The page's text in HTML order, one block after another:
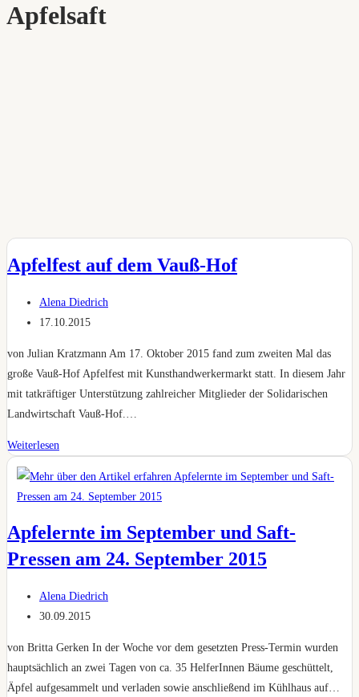
Apfelsaft
Apfelfest auf dem Vauß-Hof
Beitrags-
Autor:
Alena Diedrich
Beitrag
17.10.2015
von Julian Kratzmann Am 17. Oktober 2015 fand zum zweiten Mal das
große Vauß-Hof Apfelfest mit Kunsthandwerkermarkt statt. In diesem Jahr
mit tatkräftiger Unterstützung zahlreicher Mitglieder der Solidarischen
Landwirtschaft Vauß-Hof.…
Weiterlesen
dem
Vauß-
Apfelernte im September und Saft-
Pressen am 24. September 2015
Beitrags-
Autor:
Alena Diedrich
Beitrag
30.09.2015
von Britta Gerken In der Woche vor dem gesetzten Press-Termin wurden
hauptsächlich an zwei Tagen von ca. 35 HelferInnen Bäume geschüttelt,
Äpfel aufgesammelt und verladen sowie anschließend im Kühlhaus auf…